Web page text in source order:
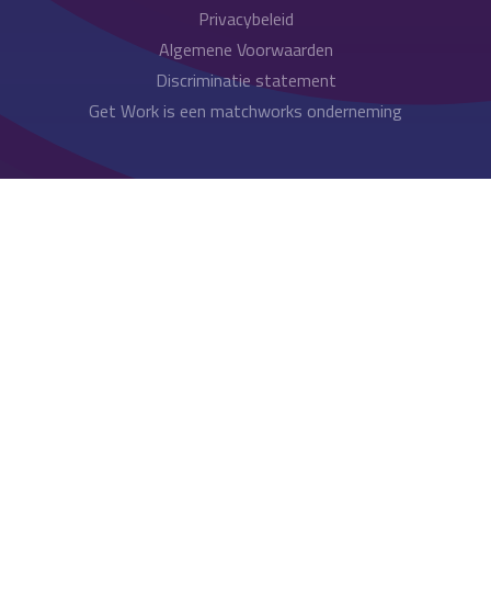
Privacybeleid
Algemene Voorwaarden
Discriminatie statement
Get Work is een matchworks onderneming